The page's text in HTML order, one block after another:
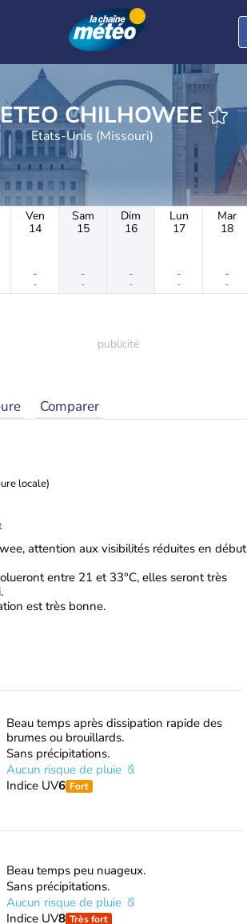
METEO CHILHOWEE
Etats-Unis (Missouri)
Ven
14
-
-
Sam
15
-
-
Dim
16
-
-
Lun
17
-
-
Mar
18
-
-
Comparer
locale)
attention aux visibilités réduites en début
entre 21 et 33°C, elles seront très
est très bonne.
Beau temps après dissipation rapide des
brumes ou brouillards.
Sans précipitations.
Aucun risque de pluie
Indice UV6 Fort
Beau temps peu nuageux.
Sans précipitations.
Aucun risque de pluie
Indice UV8 Très fort